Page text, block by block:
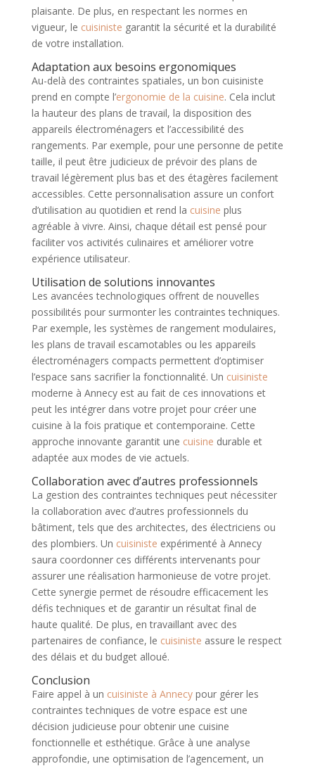
plaisante. De plus, en respectant les normes en
vigueur, le cuisiniste garantit la sécurité et la durabilité
de votre installation.
Adaptation aux besoins ergonomiques
Au-delà des contraintes spatiales, un bon cuisiniste
prend en compte l’ergonomie de la cuisine. Cela inclut
la hauteur des plans de travail, la disposition des
appareils électroménagers et l’accessibilité des
rangements. Par exemple, pour une personne de petite
taille, il peut être judicieux de prévoir des plans de
travail légèrement plus bas et des étagères facilement
accessibles. Cette personnalisation assure un confort
d’utilisation au quotidien et rend la cuisine plus
agréable à vivre. Ainsi, chaque détail est pensé pour
faciliter vos activités culinaires et améliorer votre
expérience utilisateur.
Utilisation de solutions innovantes
Les avancées technologiques offrent de nouvelles
possibilités pour surmonter les contraintes techniques.
Par exemple, les systèmes de rangement modulaires,
les plans de travail escamotables ou les appareils
électroménagers compacts permettent d’optimiser
l’espace sans sacrifier la fonctionnalité. Un cuisiniste
moderne à Annecy est au fait de ces innovations et
peut les intégrer dans votre projet pour créer une
cuisine à la fois pratique et contemporaine. Cette
approche innovante garantit une cuisine durable et
adaptée aux modes de vie actuels.
Collaboration avec d’autres professionnels
La gestion des contraintes techniques peut nécessiter
la collaboration avec d’autres professionnels du
bâtiment, tels que des architectes, des électriciens ou
des plombiers. Un cuisiniste expérimenté à Annecy
saura coordonner ces différents intervenants pour
assurer une réalisation harmonieuse de votre projet.
Cette synergie permet de résoudre efficacement les
défis techniques et de garantir un résultat final de
haute qualité. De plus, en travaillant avec des
partenaires de confiance, le cuisiniste assure le respect
des délais et du budget alloué.
Conclusion
Faire appel à un cuisiniste à Annecypour gérer les
contraintes techniques de votre espace est une
décision judicieuse pour obtenir une cuisine
fonctionnelle et esthétique. Grâce à une analyse
approfondie, une optimisation de l’agencement, un